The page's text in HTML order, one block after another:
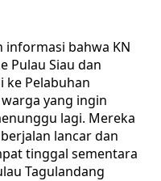
informasi bahwa KN
Pulau Siau dan
ke Pelabuhan
yang ingin
lagi. Mereka
lancar dan
tinggal sementara
Tagulandang